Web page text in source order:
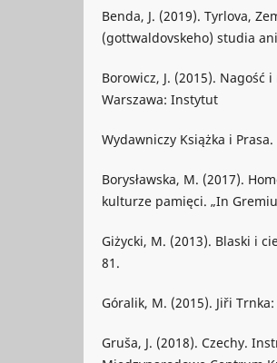
Benda, J. (2019). Tyrlova,
(gottwaldovskeho) studia
Borowicz, J. (2015). Nagość
Warszawa: Instytut
Wydawniczy Książka i Prasa.
Borysławska, M. (2017).
kulturze pamięci. „In
Giżycki, M. (2013). Blaski i
81.
Góralik, M. (2015). Jiři
Gruša, J. (2018). Czechy.